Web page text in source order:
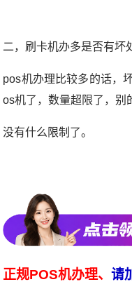
二，刷卡机办多是否有坏
pos机办理比较多的话，
os机了，数量超限了，别
没有什么限制了。
正规POS机办理、请